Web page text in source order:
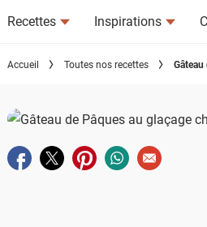
Recettes Inspirations
Accueil Toutes nos recettes
Partager sur facebook
Partager sur twitter
Partager sur pinterest
Partager sur
Envoyer à